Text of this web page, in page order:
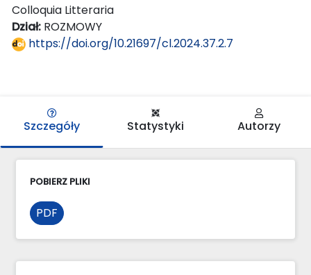
Colloquia Litteraria
Dział: ROZMOWY
https://doi.org/10.21697/cl.2024.37.2.7
Szczegóły Statystyki Autorzy
POBIERZ PLIKI
PDF